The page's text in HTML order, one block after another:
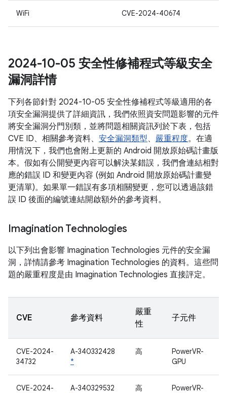
WiFi CVE-2024-40674
2024-10-05 安全性修補程式等級安全
漏洞詳情
下列各節針對 2024-10-05 安全性修補程式等級適用的各
項安全漏洞提供了詳細資訊，我們依照資安問題影響的元件
將安全漏洞分門別類，並將問題相關資訊列於下表，包括
CVE ID、相關參考資料、 安全漏洞類型、 嚴重程度。在適
用情況下，我們也會附上更新的 Android 開放原始碼計畫版
本。假如有公開變更內容可以解決某錯誤，我們會連結相對
應的錯誤 ID 和變更內容 (例如 Android 開放原始碼計畫變
更清單)。如果單一錯誤有多項相關變更，您可以透過該錯
誤 ID 後面的編號連結開啟額外的參考資料。
Imagination Technologies
以下列出會影響 Imagination Technologies 元件的安全漏
洞，詳情請參考 Imagination Technologies 的資料。這些問
題的嚴重程度是由 Imagination Technologies 直接評定。
CVE 參考資料
嚴重
性
子元件
CVE-2024-
34732
A-340332428
*
高
PowerVR-
GPU
CVE-2024-
A-340329532
高
PowerVR-